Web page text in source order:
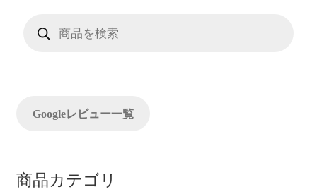
ー
ンGoogleレビュー一覧
商品カテゴリ